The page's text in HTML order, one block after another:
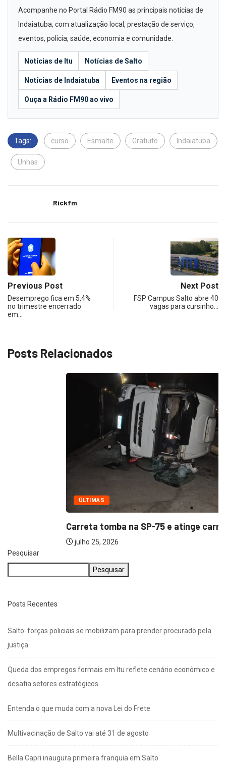
Acompanhe no Portal Rádio FM90 as principais notícias de
Indaiatuba, com atualização local, prestação de serviço,
eventos, polícia, saúde, economia e comunidade.
Notícias de Itu Notícias de Salto
Notícias de Indaiatuba Eventos na região
Ouça a Rádio FM90 ao vivo
Tags: curso Esmalte Gratuito Indaiatuba
Unhas
Rickfm
Previous Post
Desemprego fica em 5,4%
no trimestre encerrado
em…
Next Post
FSP Campus Salto abre 40
vagas para cursinho…
Posts Relacionados
Carreta tomba na SP-75 e atinge carro;...
Pesquisar
Pesquisar
Posts Recentes
Salto: forças policiais se mobilizam para prender procurado pela
justiça
Queda dos empregos formais em Itu reflete cenário econômico e
desafia setores estratégicos
Entenda o que muda com a nova Lei do Frete
Multivacinação de Salto vai até 31 de agosto
Bella Capri inaugura primeira franquia em Salto